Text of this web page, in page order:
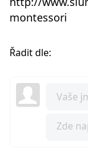
montessori
Řadit dle: